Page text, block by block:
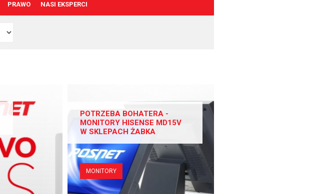
PRAWO NASI EKSPERCI
POTRZEBA BOHATERA -
MONITORY HISENSE MD15V
W SKLEPACH ŻABKA
MONITORY